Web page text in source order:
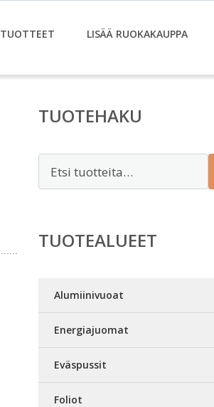
TUOTTEET LISÄÄ RUOKAKAUPPA
TUOTEHAKU
TUOTEALUEET
Alumiinivuoat
Energiajuomat
Eväspussit
Foliot